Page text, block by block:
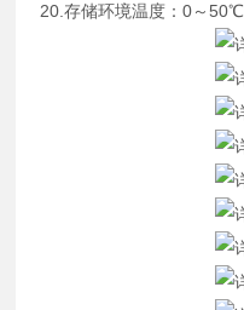
20.存储环境温度：0～50℃